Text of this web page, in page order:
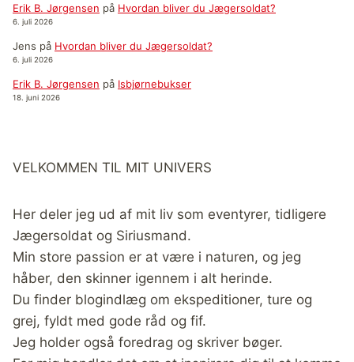
Erik B. Jørgensen på Hvordan bliver du Jægersoldat?
6. juli 2026
Jens på Hvordan bliver du Jægersoldat?
6. juli 2026
Erik B. Jørgensen på Isbjørnebukser
18. juni 2026
VELKOMMEN TIL MIT UNIVERS
Her deler jeg ud af mit liv som eventyrer, tidligere
Jægersoldat og Siriusmand.
Min store passion er at være i naturen, og jeg
håber, den skinner igennem i alt herinde.
Du finder blogindlæg om ekspeditioner, ture og
grej, fyldt med gode råd og fif.
Jeg holder også foredrag og skriver bøger.